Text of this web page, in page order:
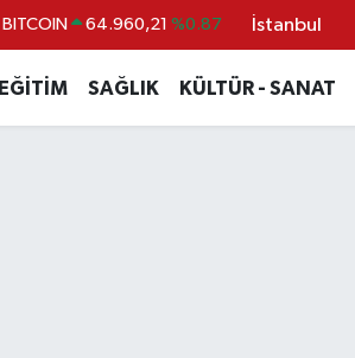
DOLAR 47,7436 %0.18 İstanbul
EĞİTİM SAĞLIK KÜLTÜR - SANAT